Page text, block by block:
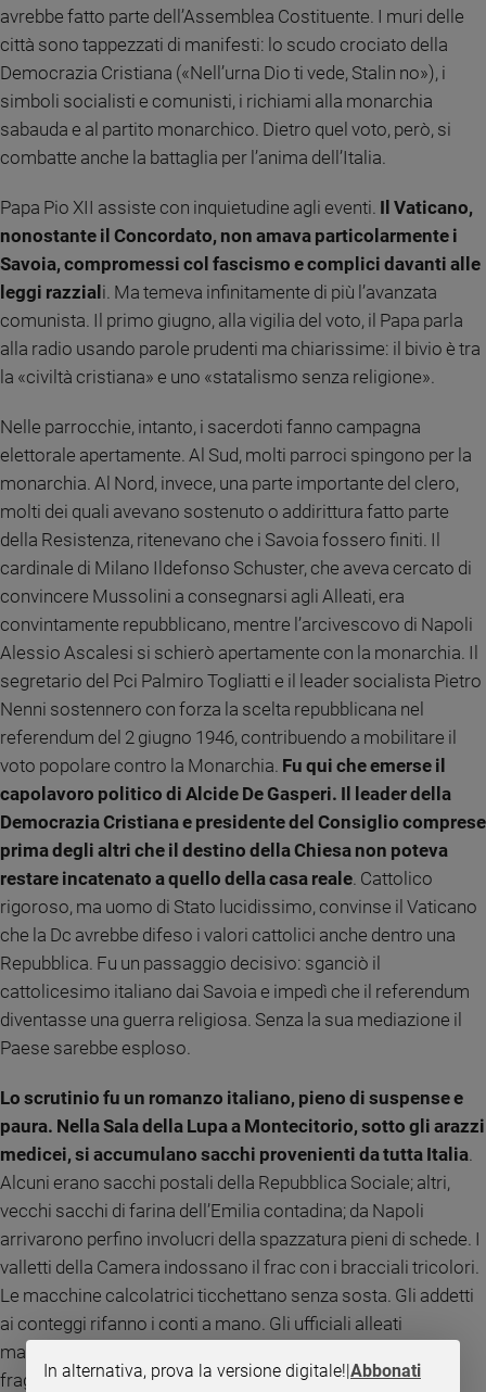
Foto
Video
Podcast
Policy
siamo
Contatti
Pubblicità
avrebbe fatto parte dell’Assemblea Costituente. I muri delle
città sono tappezzati di manifesti: lo scudo crociato della
Democrazia Cristiana («Nell’urna Dio ti vede, Stalin no»), i
simboli socialisti e comunisti, i richiami alla monarchia
sabauda e al partito monarchico. Dietro quel voto, però, si
combatte anche la battaglia per l’anima dell’Italia.
Papa Pio XII assiste con inquietudine agli eventi. Il Vaticano,
nonostante il Concordato, non amava particolarmente i
Savoia, compromessi col fascismo e complici davanti alle
leggi razziali. Ma temeva infinitamente di più l’avanzata
comunista. Il primo giugno, alla vigilia del voto, il Papa parla
alla radio usando parole prudenti ma chiarissime: il bivio è tra
la «civiltà cristiana» e uno «statalismo senza religione».
Nelle parrocchie, intanto, i sacerdoti fanno campagna
elettorale apertamente. Al Sud, molti parroci spingono per la
monarchia. Al Nord, invece, una parte importante del clero,
molti dei quali avevano sostenuto o addirittura fatto parte
della Resistenza, ritenevano che i Savoia fossero finiti. Il
cardinale di Milano Ildefonso Schuster, che aveva cercato di
convincere Mussolini a consegnarsi agli Alleati, era
convintamente repubblicano, mentre l’arcivescovo di Napoli
Alessio Ascalesi si schierò apertamente con la monarchia. Il
segretario del Pci Palmiro Togliatti e il leader socialista Pietro
Nenni sostennero con forza la scelta repubblicana nel
referendum del 2 giugno 1946, contribuendo a mobilitare il
voto popolare contro la Monarchia. Fu qui che emerse il
capolavoro politico di Alcide De Gasperi. Il leader della
Democrazia Cristiana e presidente del Consiglio comprese
prima degli altri che il destino della Chiesa non poteva
restare incatenato a quello della casa reale . Cattolico
rigoroso, ma uomo di Stato lucidissimo, convinse il Vaticano
che la Dc avrebbe difeso i valori cattolici anche dentro una
Repubblica. Fu un passaggio decisivo: sganciò il
cattolicesimo italiano dai Savoia e impedì che il referendum
diventasse una guerra religiosa. Senza la sua mediazione il
Paese sarebbe esploso.
Lo scrutinio fu un romanzo italiano, pieno di suspense e
paura. Nella Sala della Lupa a Montecitorio, sotto gli arazzi
medicei, si accumulano sacchi provenienti da tutta Italia
Alcuni erano sacchi postali della Repubblica Sociale; altri,
vecchi sacchi di farina dell’Emilia contadina; da Napoli
arrivarono perfino involucri della spazzatura pieni di schede. I
valletti della Camera indossano il frac con i bracciali tricolori.
Le macchine calcolatrici ticchettano senza sosta. Gli addetti
ai conteggi rifanno i conti a mano. Gli ufficiali alleati
masticano chewing gum osservando quella democrazia
fragile che cerca di nascere dalle macerie. Gli Alleati
In alternativa, prova la versione digitale!|Abbonati